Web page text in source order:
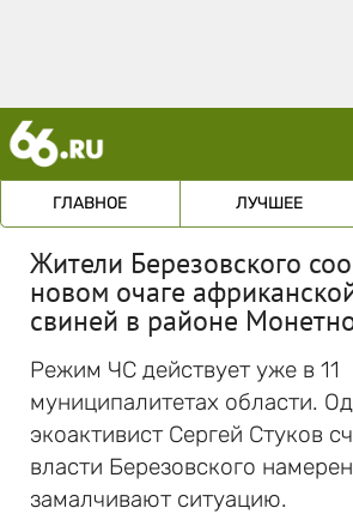
ГЛАВНОЕ ЛУЧШЕЕ
Жители Березовского
новом очаге
свиней в районе
Режим ЧС действует уже в 11
муниципалитетах области.
экоактивист Сергей Стуков
власти Березовского
замалчивают ситуацию.